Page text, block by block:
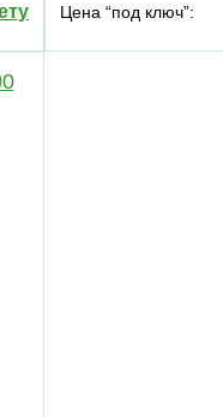
Цена “под ключ”: